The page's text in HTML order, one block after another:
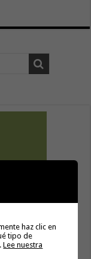
haz clic en
tipo de
Lee nuestra